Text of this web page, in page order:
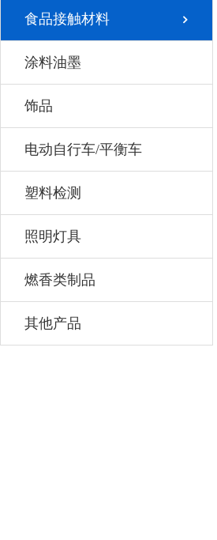
食品接触材料
涂料油墨
饰品
电动自行车/平衡车
塑料检测
照明灯具
燃香类制品
其他产品